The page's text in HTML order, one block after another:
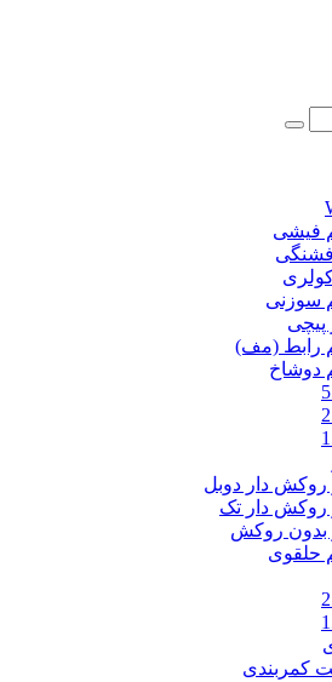
فیشی
سوزنی
پیچی
رابط (مف)
دوشاخ
روکش دار دوبل
روکش دار تک
بدون روکش
حلقوی
کمربندی